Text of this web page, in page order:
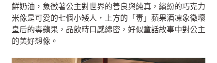
鮮奶油，象徵著公主對世界的善良與純真，繽紛的巧克力
米像是可愛的七個小矮人，上方的「毒」蘋果酒凍象徵壞
皇后的毒蘋果，品飲時口感綿密，好似童話故事中對公主
的美好想像。